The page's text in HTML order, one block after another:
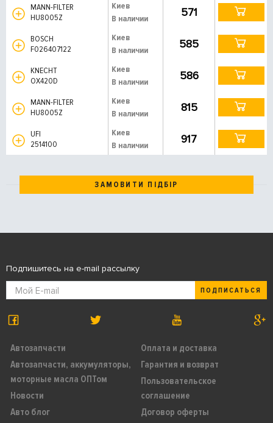
MANN-FILTER
HU8005Z
Киев
В наличии
571
BOSCH
F026407122
Киев
В наличии
585
KNECHT
OX420D
Киев
В наличии
586
MANN-FILTER
HU8005Z
Киев
В наличии
815
UFI
2514100
Киев
В наличии
917
ЗАМОВИТИ ПІДБІР
Автозапчасти
Автозапчасти, аккумуляторы,
моторные масла ОПТом
Новости
Авто блог
Оплата и доставка
Гарантия и возврат
Пользовательское
соглашение
Договор оферты
Подпишитесь на e-mail рассылку
ПОДПИСАТЬСЯ